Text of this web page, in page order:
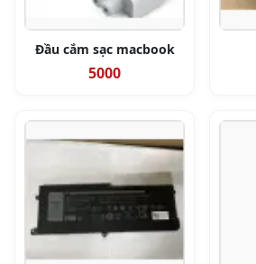
Đầu cắm sạc macbook
5000